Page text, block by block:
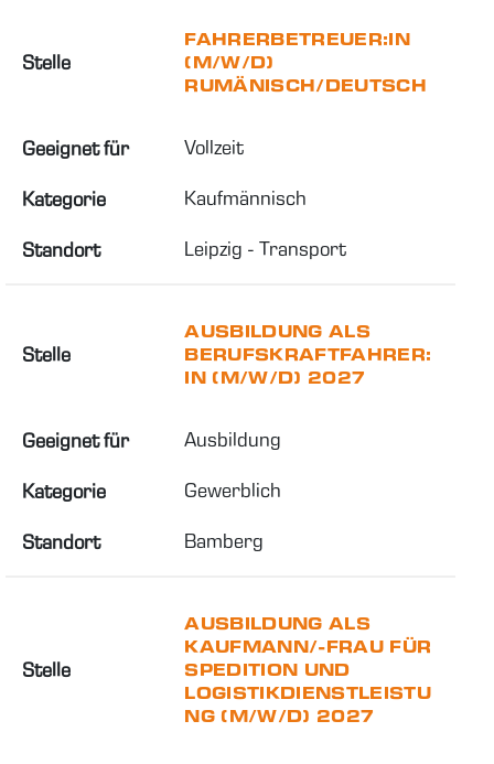
Stelle
FAHRERBETREUER:IN
(M/W/D)
RUMÄNISCH/DEUTSCH
Geeignet für Vollzeit
Kategorie Kaufmännisch
Standort Leipzig - Transport
Stelle
AUSBILDUNG ALS
BERUFSKRAFTFAHRER:
IN (M/W/D) 2027
Geeignet für Ausbildung
Kategorie Gewerblich
Standort Bamberg
Stelle
AUSBILDUNG ALS
KAUFMANN/-FRAU FÜR
SPEDITION UND
LOGISTIKDIENSTLEISTU
NG (M/W/D) 2027